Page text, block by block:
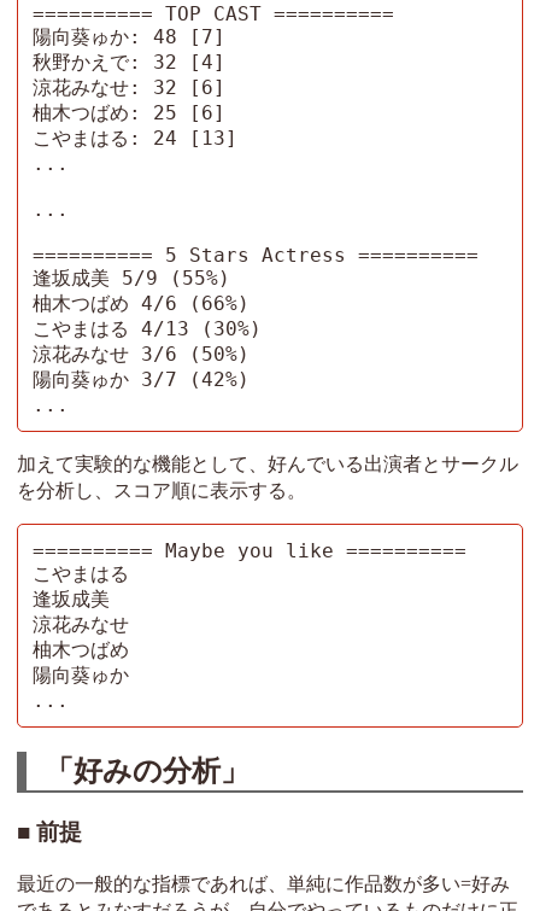
========== TOP CAST ==========
陽向葵ゅか: 48 [7]
秋野かえで: 32 [4]
涼花みなせ: 32 [6]
柚木つばめ: 25 [6]
こやまはる: 24 [13]
...
...
========== 5 Stars Actress ==========
逢坂成美 5/9 (55%)
柚木つばめ 4/6 (66%)
こやまはる 4/13 (30%)
涼花みなせ 3/6 (50%)
陽向葵ゅか 3/7 (42%)
...
加えて実験的な機能として、好んでいる出演者とサークル
を分析し、スコア順に表示する。
========== Maybe you like ==========
こやまはる
逢坂成美
涼花みなせ
柚木つばめ
陽向葵ゅか
...
「好みの分析」
前提
最近の一般的な指標であれば、単純に作品数が多い=好み